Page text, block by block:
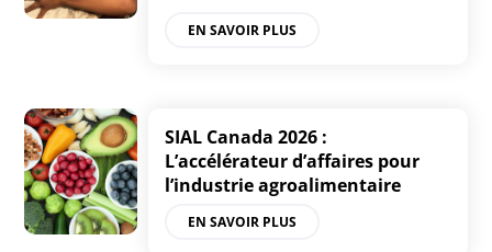
EN SAVOIR PLUS
SIAL Canada 2026 :
L’accélérateur d’affaires pour
l’industrie agroalimentaire
EN SAVOIR PLUS